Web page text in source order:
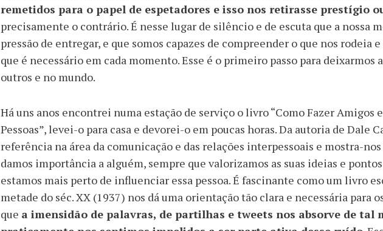
remetidos para o papel de espetadores e isso nos retirasse prestígio
precisamente o contrário. É nesse lugar de silêncio e de escuta que a nossa
pressão de entregar, e que somos capazes de compreender o que nos rodeia
que é necessário em cada momento. Esse é o primeiro passo para deixarmos
outros e no mundo.
Há uns anos encontrei numa estação de serviço o livro “Como Fazer Amigos
Pessoas”, levei-o para casa e devorei-o em poucas horas. Da autoria de Dale
referência na área da comunicação e das relações interpessoais e mostra-
damos importância a alguém, sempre que valorizamos as suas ideias e
estamos mais perto de influenciar essa pessoa. É fascinante como um livro
metade do séc. XX (1937) nos dá uma orientação tão clara e necessária para
que a imensidão de palavras, de partilhas e tweets nos absorve de tal